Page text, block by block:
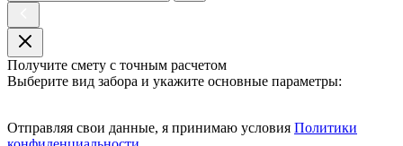
Получите смету с точным расчетом
Выберите вид забора и укажите основные параметры:
Отправляя свои данные, я принимаю условия Политики